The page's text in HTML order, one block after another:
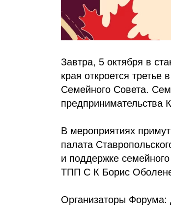
Завтра, 5 октября в
края откроется третье
Семейного Совета.
предпринимательства
В мероприятиях
палата
и поддержке
ТПП С К Борис
Организаторы Форума: